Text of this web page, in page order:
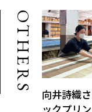
OTHERS
向井詩織
ックプリ